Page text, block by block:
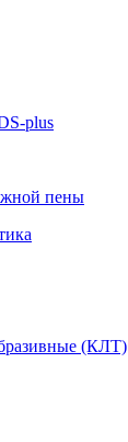
plus
пены
(КЛТ)